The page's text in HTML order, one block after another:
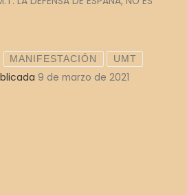
MANIFESTACIÓN UMT
9 de marzo de 2021